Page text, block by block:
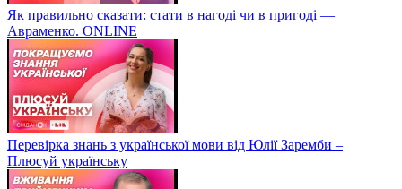
Як правильно сказати: стати в нагоді чи в пригоді —
Авраменко. ONLINE
Перевірка знань з української мови від Юлії Заремби –
Плюсуй українську